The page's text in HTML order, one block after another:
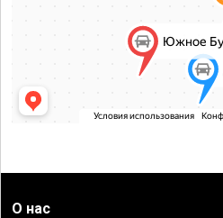
О нас